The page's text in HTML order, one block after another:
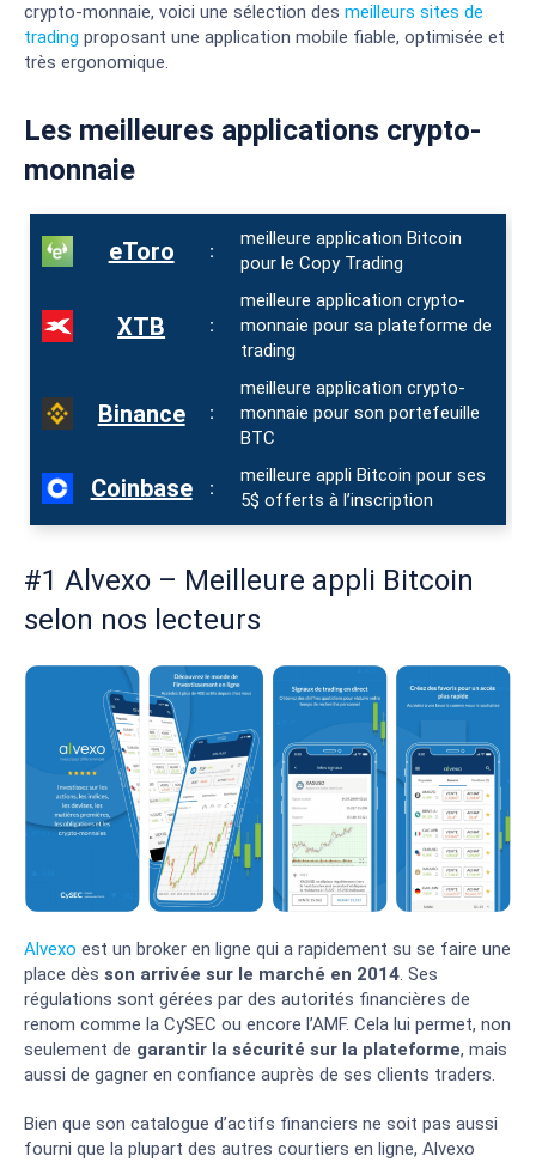
crypto-monnaie, voici une sélection des meilleurs sites de
trading proposant une application mobile fiable, optimisée et
très ergonomique.
Les meilleures applications crypto-
monnaie
eToro :
meilleure application Bitcoin
pour le Copy Trading
XTB :
meilleure application crypto-
monnaie pour sa plateforme de
trading
Binance :
meilleure application crypto-
monnaie pour son portefeuille
BTC
Coinbase :
meilleure appli Bitcoin pour ses
5$ offerts à l’inscription
#1 Alvexo – Meilleure appli Bitcoin
selon nos lecteurs
Alvexo est un broker en ligne qui a rapidement su se faire une
place dès son arrivée sur le marché en 2014. Ses
régulations sont gérées par des autorités financières de
renom comme la CySEC ou encore l’AMF. Cela lui permet, non
seulement de garantir la sécurité sur la plateforme, mais
aussi de gagner en confiance auprès de ses clients traders.
Bien que son catalogue d’actifs financiers ne soit pas aussi
fourni que la plupart des autres courtiers en ligne, Alvexo